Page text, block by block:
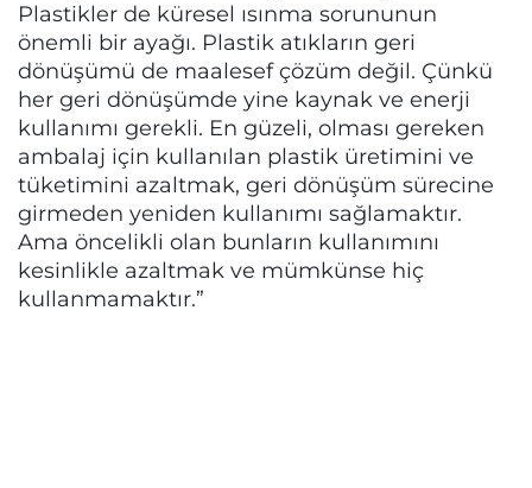
Plastikler de küresel ısınma sorununun
önemli bir ayağı. Plastik atıkların geri
dönüşümü de maalesef çözüm değil. Çünkü
her geri dönüşümde yine kaynak ve enerji
kullanımı gerekli. En güzeli, olması gereken
ambalaj için kullanılan plastik üretimini ve
tüketimini azaltmak, geri dönüşüm sürecine
girmeden yeniden kullanımı sağlamaktır.
Ama öncelikli olan bunların kullanımını
kesinlikle azaltmak ve mümkünse hiç
kullanmamaktır.”